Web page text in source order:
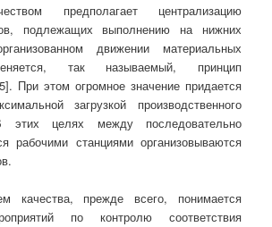
предполагает централизацию
подлежащих выполнению на нижних
движении материальных
так называемый, принцип
При этом огромное значение придается
загрузкой производственного
этих целях между последовательно
рабочими станциями организовываются
качества, прежде всего, понимается
по контролю соответствия